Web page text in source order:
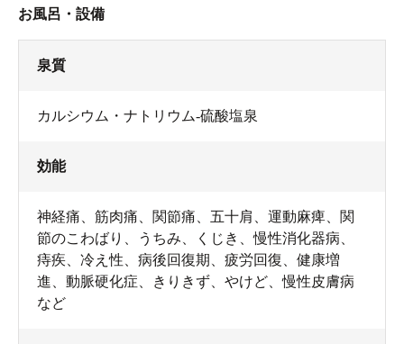
お風呂・設備
泉質
カルシウム・ナトリウム-硫酸塩泉
効能
神経痛、筋肉痛、関節痛、五十肩、運動麻痺、関
節のこわばり、うちみ、くじき、慢性消化器病、
痔疾、冷え性、病後回復期、疲労回復、健康増
進、動脈硬化症、きりきず、やけど、慢性皮膚病
など